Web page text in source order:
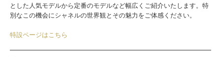
とした人気モデルから定番のモデルなど幅広くご紹介いたします。特
別なこの機会にシャネルの世界観とその魅力をご体感ください。
特設ページはこちら